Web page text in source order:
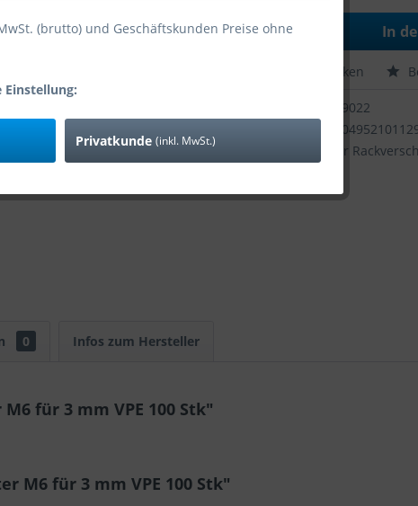
In
Merken
39022
Zusatzinfo:
für
0 Infos zum Hersteller
für 3 mm VPE 100 Stk"
M6 für 3 mm VPE 100 Stk"
(brutto) und Geschäftskunden Preise ohne
Einstellung:
Privatkunde (inkl. MwSt.)